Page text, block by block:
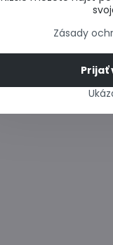
Zásady
Prijať